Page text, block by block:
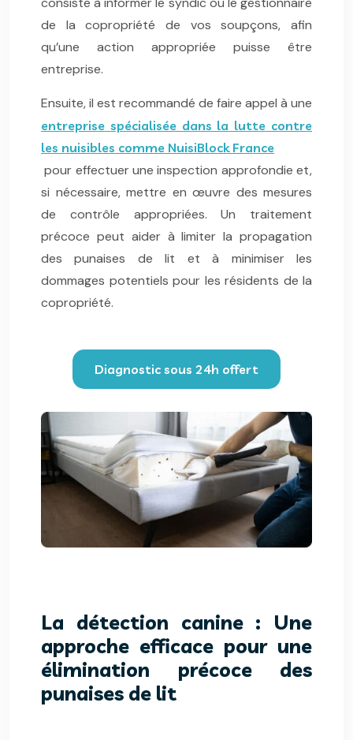
de la copropriété de vos soupçons, afin
qu’une action appropriée puisse être
entreprise.
Ensuite, il est recommandé de faire appel à une
entreprise spécialisée dans la lutte contre
les nuisibles comme NuisiBlock France
pour effectuer une inspection approfondie et,
si nécessaire, mettre en œuvre des mesures
de contrôle appropriées. Un traitement
précoce peut aider à limiter la propagation
des punaises de lit et à minimiser les
dommages potentiels pour les résidents de la
copropriété.
Diagnostic sous 24h offert
La détection canine : Une
approche efficace pour une
élimination précoce des
punaises de lit